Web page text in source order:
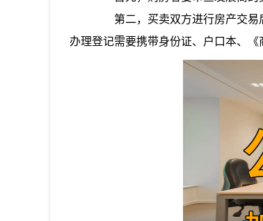
第二，买卖双方进行房产交易
办理登记需要携带身份证、户口本、《